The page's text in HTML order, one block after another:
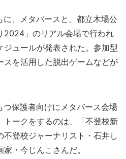
、メタバースと、都立木場公
2024」のリアル会場で行われ
ジュールが発表された。参加型
スを活用した脱出ゲームなどが
保護者向けにメタバース会場
トークをするのは、「不登校新
登校ジャーナリスト・石井し
・今じんこさんだ。